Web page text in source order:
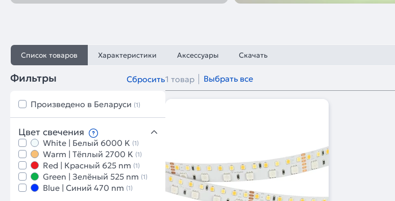
Список товаров Характеристики Аксессуары Скачать
Фильтры Сбросить
Произведено в Беларуси (1)
Цвет свечения
White | Белый 6000 K (1)
Warm | Тёплый 2700 K (1)
Red | Красный 625 nm (1)
Green | Зелёный 525 nm (1)
Blue | Синий 470 nm (1)
1 товар Выбрать все